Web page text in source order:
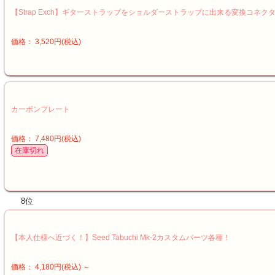
【Strap Exch】ギターストラップをショルダーストラップに出来る変換コネク
価格： 3,520円(税込)
カーボンプレート
価格： 7,480円(税込)
在庫切れ
8位
【本人仕様へ近づく！】Seed Tabuchi Mk-2カスタムパーツ各種！
価格： 4,180円(税込) ～